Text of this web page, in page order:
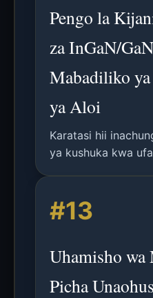
Pengo la
za InGaN/
Mabadiliko
ya Aloi
Karatasi hii
ya kushuka kwa
#13
Uhamisho
Picha